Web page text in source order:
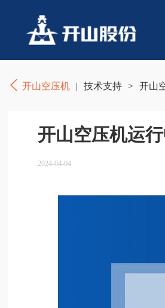
开山空压机 | 技术支持 > 开山
开山空压机运
2024-04-04